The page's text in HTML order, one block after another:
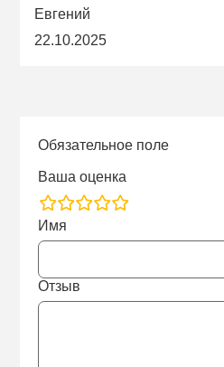
Евгений
22.10.2025
Обязательное поле
Ваша оценка
rating
fields
Имя
Отзыв